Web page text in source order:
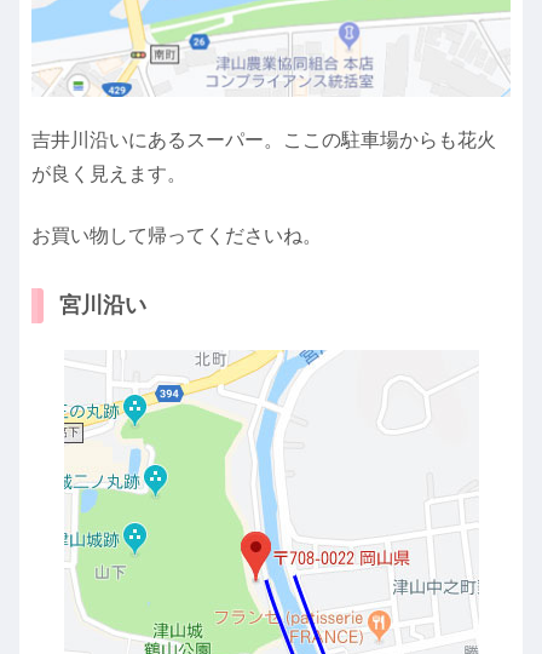
吉井川沿いにあるスーパー。ここの駐車場からも花火
が良く見えます。
お買い物して帰ってくださいね。
宮川沿い